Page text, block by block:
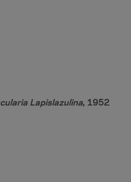
Lapislazulina, 1952